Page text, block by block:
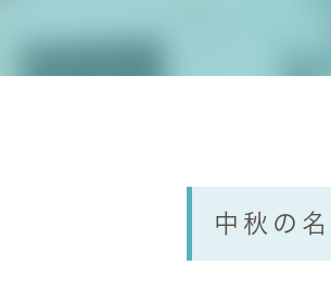
中秋の